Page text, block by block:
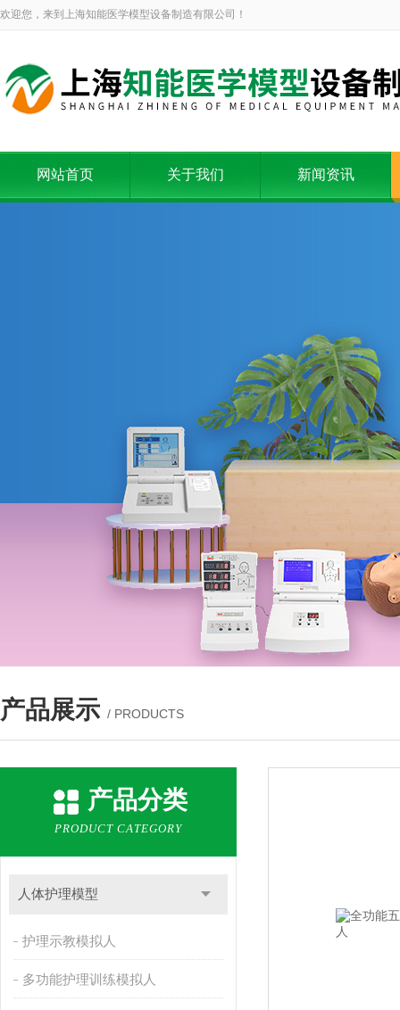
欢迎您，来到上海知能医学模型设备制造有限公司！
网站首页 关于我们 新闻资讯
产品展示 / PRODUCTS
产品分类
PRODUCT CATEGORY
人体护理模型
护理示教模拟人
多功能护理训练模拟人